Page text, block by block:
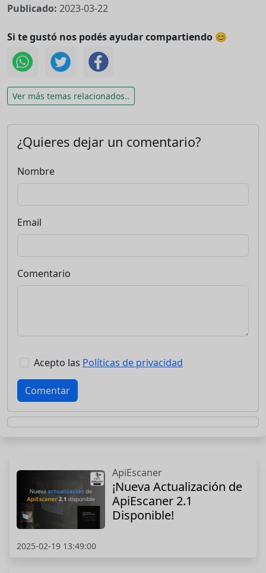
Publicado: 2023-03-22
Si te gustó nos podés ayudar compartiendo 😊
Ver más temas relacionados..
¿Quieres dejar un comentario?
Nombre
Email
Comentario
Acepto las Políticas de privacidad
Comentar
ApiEscaner
¡Nueva Actualización de
ApiEscaner 2.1
Disponible!
2025-02-19 13:49:00